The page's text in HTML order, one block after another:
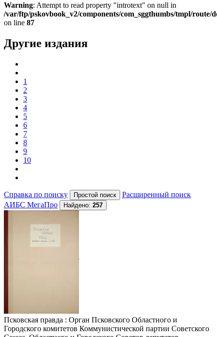
Warning: Attempt to read property "introtext" on null in
/var/ftp/pskovbook_v2/components/com_sggthumbs/tmpl/route/
on line 87
Другие издания
1
2
3
4
5
6
7
8
9
10
Справка по поиску
Расширенный поиск
АИБС МегаПро
Найдено: 257
Псковская правда : Орган Псковского Областного и
Городского комитетов Коммунистической партии Советского